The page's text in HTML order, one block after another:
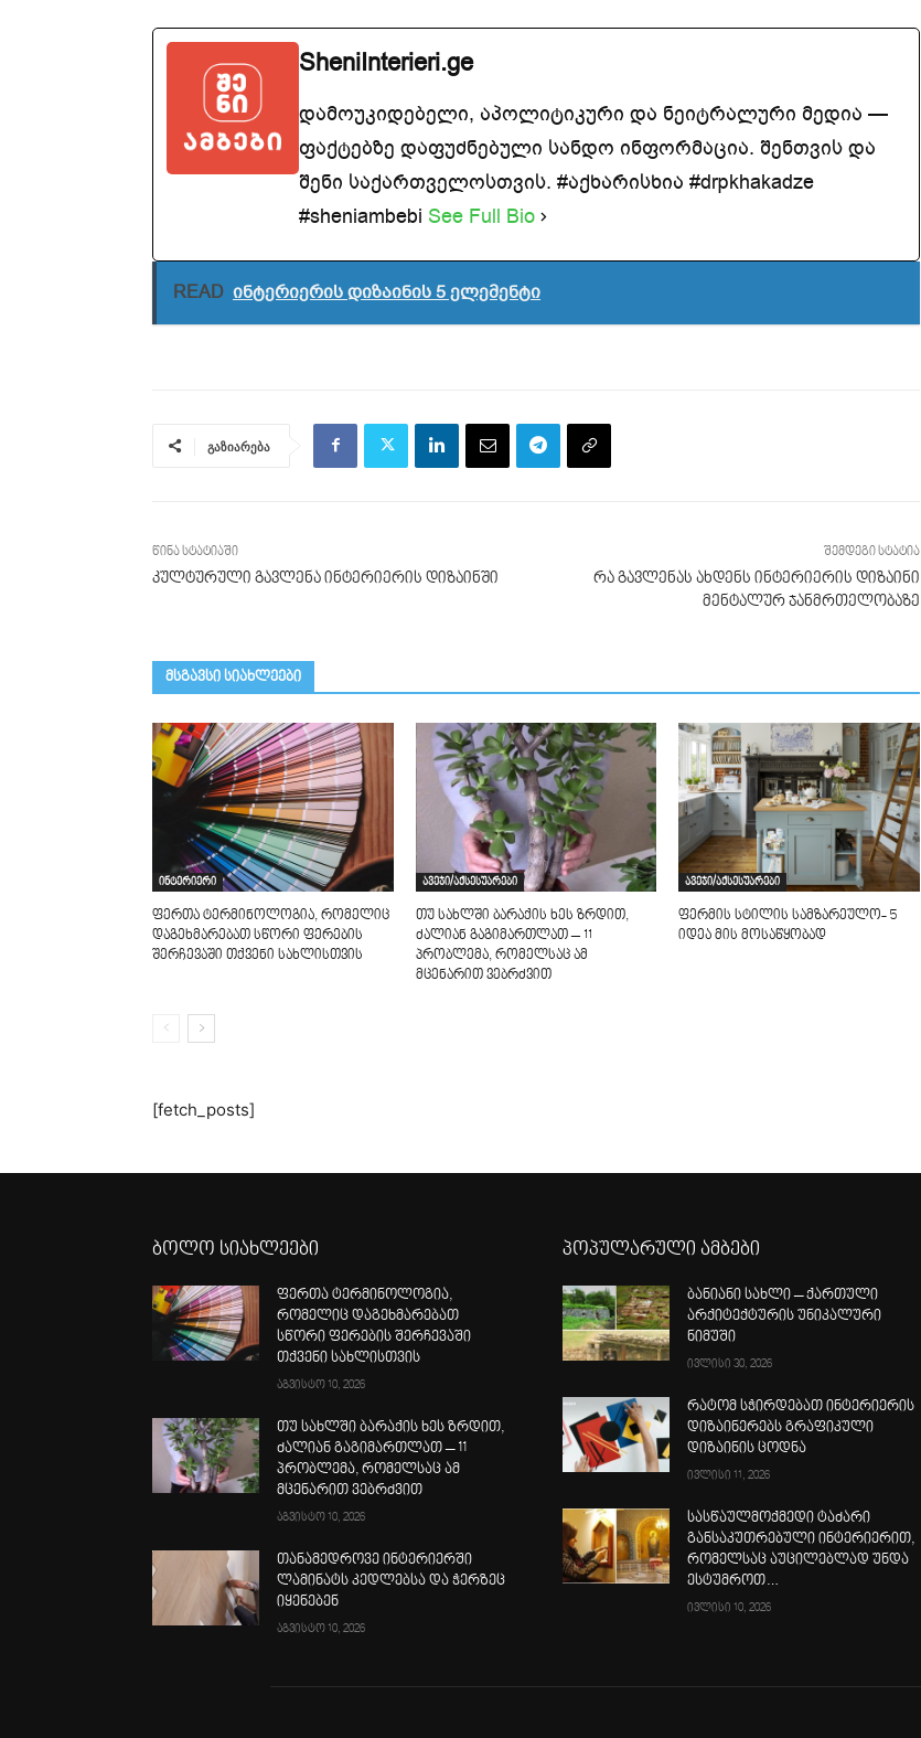
SheniInterieri.ge
დამოუკიდებელი, აპოლიტიკური და ნეიტრალური მედია —
ფაქტებზე დაფუძნებული სანდო ინფორმაცია. შენთვის და
შენი საქართველოსთვის. #აქხარისხია #drpkhakadze
#sheniambebi See Full Bio
READ ინტერიერის დიზაინის 5 ელემენტი
გაზიარება
წინა სტატიაში
კულტურული გავლენა ინტერიერის დიზაინში
შემდეგი სტატია
რა გავლენას ახდენს ინტერიერის დიზაინი
მენტალურ ჯანმრთელობაზე
მსგავსი სიახლეები
ინტერიერი
ფერთა ტერმინოლოგია, რომელიც
დაგეხმარებათ სწორი ფერების
შერჩევაში თქვენი სახლისთვის
ავეჯი/აქსესუარები
თუ სახლში ბარაქის ხეს ზრდით,
ძალიან გაგიმართლათ – 11
პრობლემა, რომელსაც ამ
მცენარით ვებრძვით
ავეჯი/აქსესუარები
ფერმის სტილის სამზარეულო- 5
იდეა მის მოსაწყობად
[fetch_posts]
ბოლო სიახლეები
ფერთა ტერმინოლოგია,
რომელიც დაგეხმარებათ
სწორი ფერების შერჩევაში
თქვენი სახლისთვის
აგვისტო 10, 2026
თუ სახლში ბარაქის ხეს ზრდით,
ძალიან გაგიმართლათ – 11
პრობლემა, რომელსაც ამ
მცენარით ვებრძვით
აგვისტო 10, 2026
თანამედროვე ინტერიერში
ლამინატს კედლებსა და ჭერზეც
იყენებენ
აგვისტო 10, 2026
პოპულარული ამბები
ბანიანი სახლი – ქართული
არქიტექტურის უნიკალური
ნიმუში
ივლისი 30, 2026
რატომ სჭირდებათ ინტერიერის
დიზაინერებს გრაფიკული
დიზაინის ცოდნა
ივლისი 11, 2026
სასწაულმოქმედი ტაძარი
განსაკუთრებული ინტერიერით,
რომელსაც აუცილებლად უნდა
ესტუმროთ…
ივლისი 10, 2026